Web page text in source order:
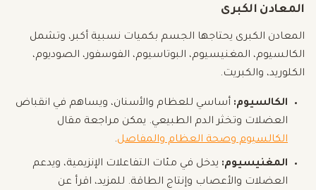
المعادن الكبرى
المعادن الكبرى يحتاجها الجسم بكميات نسبية أكبر، وتشمل
الكالسيوم، المغنيسيوم، البوتاسيوم، الفوسفور، الصوديوم،
الكلوريد، والكبريت.
الكالسيوم: أساسي للعظام والأسنان، ويساهم في انقباض
العضلات وتخثر الدم الطبيعي. يمكن مراجعة مقال
الكالسيوم وصحة العظام والمفاصل.
المغنيسيوم: يدخل في مئات التفاعلات الإنزيمية، ويدعم
العضلات والأعصاب وإنتاج الطاقة. للمزيد، اقرأ عن